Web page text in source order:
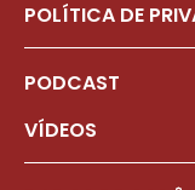
POLÍTICA DE
PODCAST
VÍDEOS